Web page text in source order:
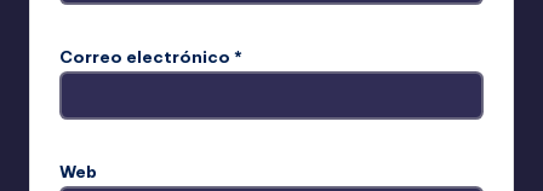
Correo electrónico *
Web